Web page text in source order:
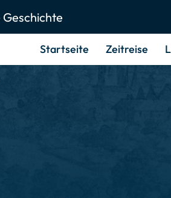
Startseite Zeitreise